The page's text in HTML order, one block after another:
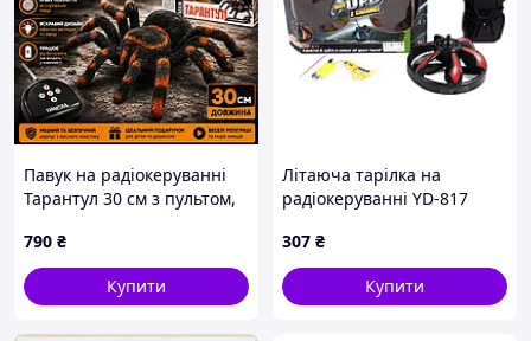
Павук на радіокеруванні
Тарантул 30 см з пультом,
батарейках, реалістичний,
від 5 років || FavGoods
790 ₴
Купити
Літаюча тарілка на
радіокеруванні YD-817
307 ₴
Купити